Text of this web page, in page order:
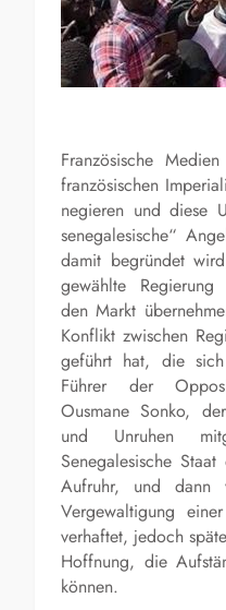
Französische
französischen
negieren und diese
senegalesische“
damit begründet
gewählte Regierung
den Markt
Konflikt zwischen
geführt hat, die
Führer der
Ousmane Sonko,
und Unruhen
Senegalesische
Aufruhr, und dann
Vergewaltigung
verhaftet, jedoch
Hoffnung, die
können.